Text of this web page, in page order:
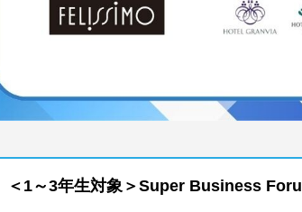
＜1～3年生対象＞Super Business